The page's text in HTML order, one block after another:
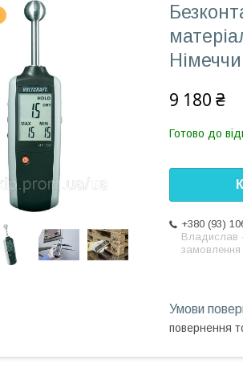
9 180 ₴
Готово до
+380 (93)
Владислав
замовлення
повернення